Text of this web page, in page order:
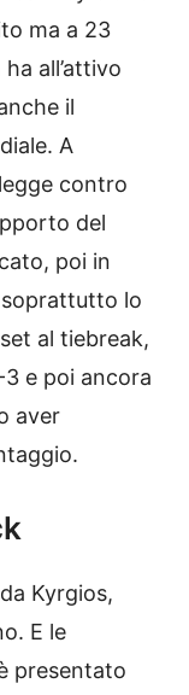
ma a 23
all’attivo
il
A
contro
del
poi in
lo
al tiebreak,
e poi ancora
aver
Kyrgios,
E le
presentato